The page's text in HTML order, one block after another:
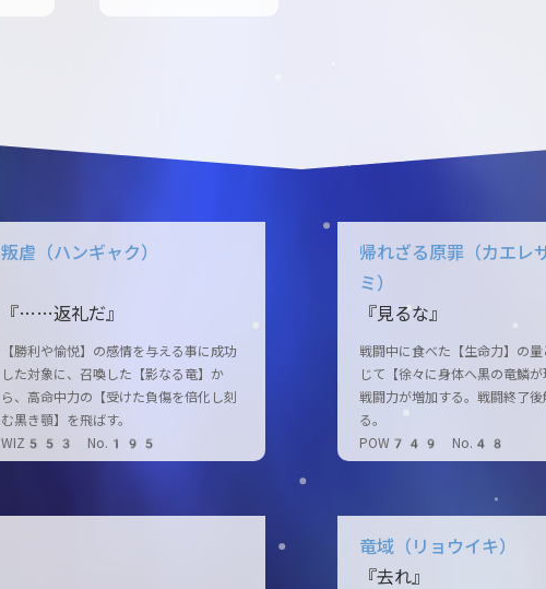
叛虐（ハンギャク）
『……返礼だ』
【勝利や愉悦】の感情を与える事に成功
した対象に、召喚した【影なる竜】か
ら、高命中力の【受けた負傷を倍化し刻
む黒き顎】を飛ばす。
WIZ553 No.195
帰れざる原罪（カエレ
ミ）
『見るな』
戦闘中に食べた【生命力】の量
じて【徐々に身体へ黒の竜鱗
戦闘力が増加する。戦闘終了後
る。
POW749 No.48
竜域（リョウイキ）
『去れ』